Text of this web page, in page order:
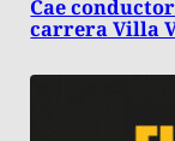
Cae
carrera Villa